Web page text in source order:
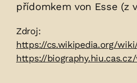
přídomkem von Esse (z
Zdroje:
Zdroj:
https://cs.wikipedia.org/wiki/
https://biography.hiu.cas.cz/